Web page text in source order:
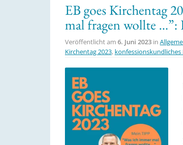
EB goes Kirchentag
mal fragen wollte …”:
Veröffentlicht am 6. Juni 2023 in
Kirchentag 2023,